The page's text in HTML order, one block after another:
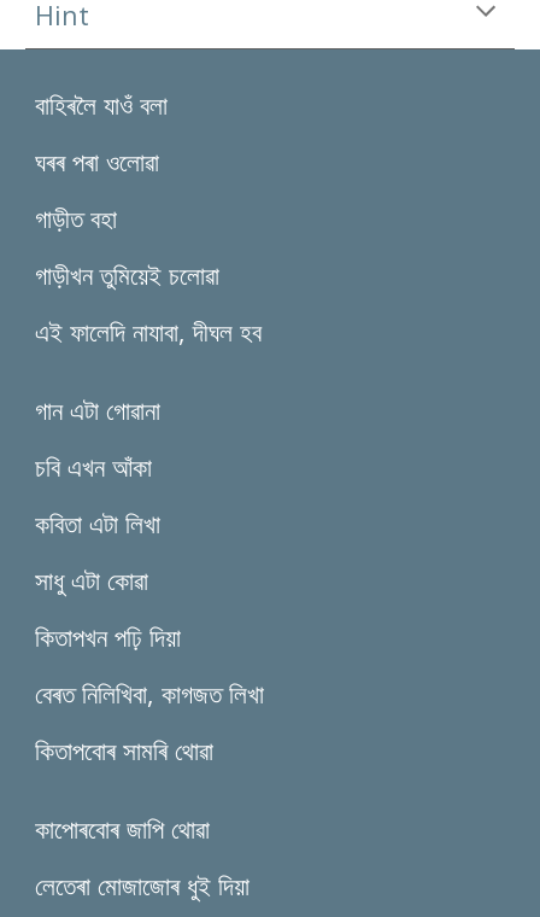
Hint
বাহিৰলৈ যাওঁ বলা
ঘৰৰ পৰা ওলোৱা
গাড়ীত বহা
গাড়ীখন তুমিয়েই চলোৱা
এই ফালেদি নাযাবা, দীঘল হব
গান এটা গোৱানা
চবি এখন আঁকা
কবিতা এটা লিখা
সাধু এটা কোৱা
কিতাপখন পঢ়ি দিয়া
বেৰত নিলিখিবা, কাগজত লিখা
কিতাপবোৰ সামৰি থোৱা
কাপোৰবোৰ জাপি থোৱা
লেতেৰা মোজাজোৰ ধুই দিয়া